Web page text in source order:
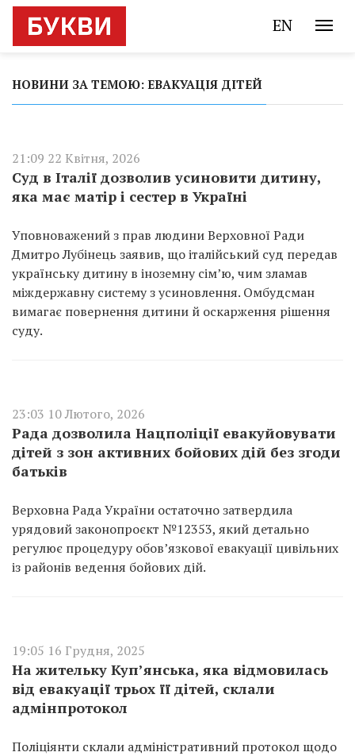
EN
НОВИНИ ЗА ТЕМОЮ: ЕВАКУАЦІЯ ДІТЕЙ
21:09 22 Квітня, 2026
Суд в Італії дозволив усиновити дитину,
яка має матір і сестер в Україні
Уповноважений з прав людини Верховної Ради
Дмитро Лубінець заявив, що італійський суд передав
українську дитину в іноземну сім’ю, чим зламав
міждержавну систему з усиновлення. Омбудсман
вимагає повернення дитини й оскарження рішення
суду.
23:03 10 Лютого, 2026
Рада дозволила Нацполіції евакуйовувати
дітей з зон активних бойових дій без згоди
батьків
Верховна Рада України остаточно затвердила
урядовий законопроєкт №12353, який детально
регулює процедуру обов’язкової евакуації цивільних
із районів ведення бойових дій.
19:05 16 Грудня, 2025
На жительку Куп’янська, яка відмовилась
від евакуації трьох її дітей, склали
адмінпротокол
Поліціянти склали адміністративний протокол щодо